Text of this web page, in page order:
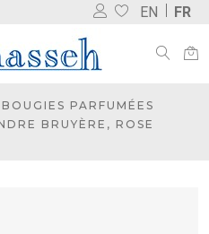
EN FR
BOUGIES PARFUMÉES
BRUYÈRE, ROSE